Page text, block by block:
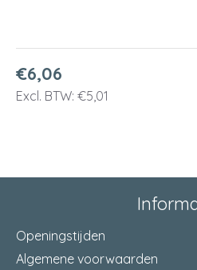
Vorm
€6,06
Excl. BTW: €5,01
Openingstijden
Algemene voorwaarden